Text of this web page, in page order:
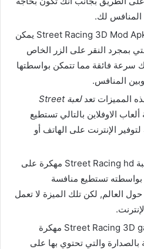
المنافس لك.
في لعبة Street Racing 3D Mod Apk يمكن
بمجرد النقر على الزر الخاص
سرعة فائقة مما تتمكن بواسطتها
المنافس.
المميزات تعد
لعبة Street
الاوفلاين بالتالي تستطيع
الإنترنت على الهاتف أو
تحتوي لعبة Street Racing hd مهكرة على
بواسطته تستطيع منافسة
العالم, لكن تلك الميزة لا تعمل
لعبة Street Racing 3D game مهكرة
بالصدارة والتي تحتوي بها على